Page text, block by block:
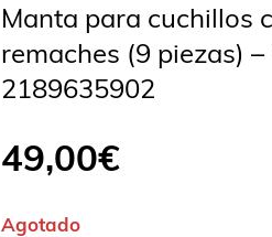
Manta para cuchillos
remaches (9 piezas)
2189635902
49,00€
Agotado